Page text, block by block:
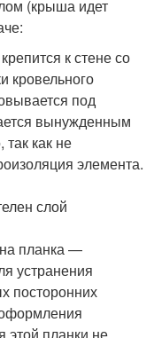
(крыша идет
к стене со
кровельного
под
вынужденным
как не
элемента.
слой
планка —
устранения
посторонних
этой планки не